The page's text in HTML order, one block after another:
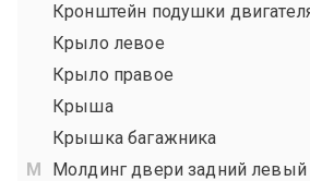
Кронштейн подушки
Крыло левое
Крыло правое
Крыша
Крышка багажника
Молдинг двери задний левый